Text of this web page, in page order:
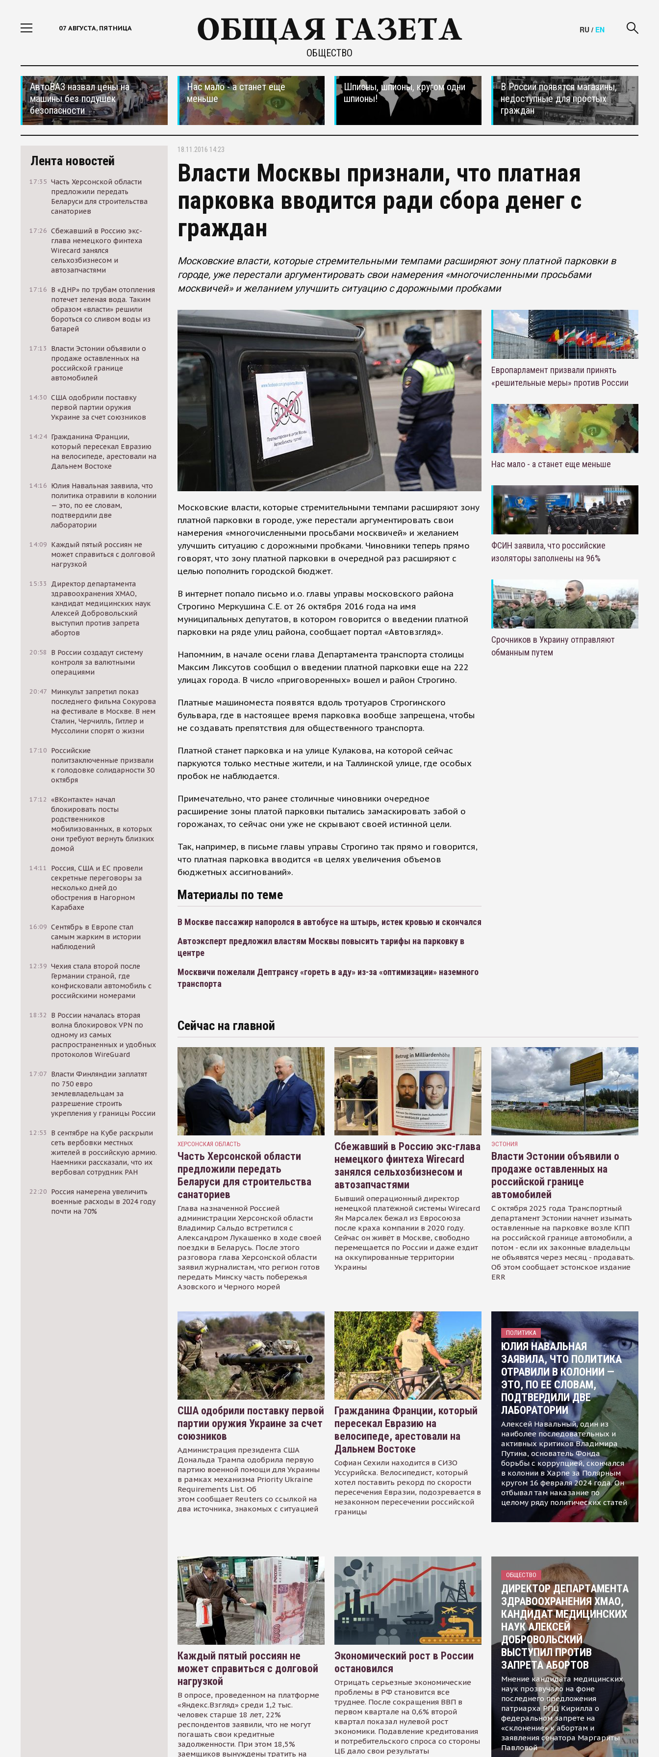
07 АВГУСТА, ПЯТНИЦА
ОБЩЕСТВО
RU / EN
АвтоВАЗ назвал цены на
машины без подушек
безопасности
Нас мало - а станет еще
меньше
Шпионы, шпионы, кругом одни
шпионы!
В России появятся магазины,
недоступные для простых
граждан
Лента новостей
17:35 Часть Херсонской области
предложили передать
Беларуси для строительства
санаториев
17:26 Сбежавший в Россию экс-
глава немецкого финтеха
Wirecard занялся
сельхозбизнесом и
автозапчастями
17:16 В «ДНР» по трубам отопления
потечет зеленая вода. Таким
образом «власти» решили
бороться со сливом воды из
батарей
17:13
Власти Эстонии объявили о
продаже оставленных на
российской границе
автомобилей
14:30 США одобрили поставку
первой партии оружия
Украине за счет союзников
14:24 Гражданина Франции,
который пересекал Евразию
на велосипеде, арестовали на
Дальнем Востоке
14:16 Юлия Навальная заявила, что
политика отравили в колонии
— это, по ее словам,
подтвердили две
лаборатории
14:09 Каждый пятый россиян не
может справиться с долговой
нагрузкой
15:33
Директор департамента
здравоохранения ХМАО,
кандидат медицинских наук
Алексей Добровольский
выступил против запрета
абортов
20:58
В России создадут систему
контроля за валютными
операциями
20:47 Минкульт запретил показ
последнего фильма Сокурова
на фестивале в Москве. В нем
Сталин, Черчилль, Гитлер и
Муссолини спорят о жизни
17:10 Российские
политзаключенные призвали
к голодовке солидарности 30
октября
17:12 «ВКонтакте» начал
блокировать посты
родственников
мобилизованных, в которых
они требуют вернуть близких
домой
14:11
Россия, США и ЕС провели
секретные переговоры за
несколько дней до
обострения в Нагорном
Карабахе
16:09 Сентябрь в Европе стал
самым жарким в истории
наблюдений
12:39 Чехия стала второй после
Германии страной, где
конфисковали автомобиль с
российскими номерами
18:32
В России началась вторая
волна блокировок VPN по
одному из самых
распространенных и удобных
протоколов WireGuard
17:07 Власти Финляндии заплатят
по 750 евро
землевладельцам за
разрешение строить
укрепления у границы России
12:53
В сентябре на Кубе раскрыли
сеть вербовки местных
жителей в российскую армию.
Наемники рассказали, что их
вербовал сотрудник РАН
22:20 Россия намерена увеличить
военные расходы в 2024 году
почти на 70%
18.11.2016 14:23
Власти Москвы признали, что платная
парковка вводится ради сбора денег с
граждан
Московские власти, которые стремительными темпами расширяют зону платной парковки в
городе, уже перестали аргументировать свои намерения «многочисленными просьбами
москвичей» и желанием улучшить ситуацию с дорожными пробками
Московские власти, которые стремительными темпами расширяют зону
платной парковки в городе, уже перестали аргументировать свои
намерения «многочисленными просьбами москвичей» и желанием
улучшить ситуацию с дорожными пробками. Чиновники теперь прямо
говорят, что зону платной парковки в очередной раз расширяют с
целью пополнить городской бюджет.
В интернет попало письмо и.о. главы управы московского района
Строгино Меркушина С.Е. от 26 октября 2016 года на имя
муниципальных депутатов, в котором говорится о введении платной
парковки на ряде улиц района, сообщает портал «Автовзгляд».
Напомним, в начале осени глава Департамента транспорта столицы
Максим Ликсутов сообщил о введении платной парковки еще на 222
улицах города. В число «приговоренных» вошел и район Строгино.
Платные машиноместа появятся вдоль тротуаров Строгинского
бульвара, где в настоящее время парковка вообще запрещена, чтобы
не создавать препятствия для общественного транспорта.
Платной станет парковка и на улице Кулакова, на которой сейчас
паркуются только местные жители, и на Таллинской улице, где особых
пробок не наблюдается.
Примечательно, что ранее столичные чиновники очередное
расширение зоны платой парковки пытались замаскировать забой о
горожанах, то сейчас они уже не скрывают своей истинной цели.
Так, например, в письме главы управы Строгино так прямо и говорится,
что платная парковка вводится «в целях увеличения объемов
бюджетных ассигнований».
Материалы по теме
В Москве пассажир напоролся в автобусе на штырь, истек кровью и скончался
Автоэксперт предложил властям Москвы повысить тарифы на парковку в
центре
Москвичи пожелали Дептрансу «гореть в аду» из-за «оптимизации» наземного
транспорта
Европарламент призвали принять
«решительные меры» против России
Нас мало - а станет еще меньше
ФСИН заявила, что российские
изоляторы заполнены на 96%
Срочников в Украину отправляют
обманным путем
Сейчас на главной
ХЕРСОНСКАЯ ОБЛАСТЬ
Часть Херсонской области
предложили передать
Беларуси для строительства
санаториев
Глава назначенной Россией
администрации Херсонской области
Владимир Сальдо встретился с
Александром Лукашенко в ходе своей
поездки в Беларусь. После этого
разговора глава Херсонской области
заявил журналистам, что регион готов
передать Минску часть побережья
Азовского и Черного морей
Сбежавший в Россию экс-глава
немецкого финтеха Wirecard
занялся сельхозбизнесом и
автозапчастями
Бывший операционный директор
немецкой платёжной системы Wirecard
Ян Марсалек бежал из Евросоюза
после краха компании в 2020 году.
Сейчас он живёт в Москве, свободно
перемещается по России и даже ездит
на оккупированные территории
Украины
ЭСТОНИЯ
Власти Эстонии объявили о
продаже оставленных на
российской границе
автомобилей
С октября 2025 года Транспортный
департамент Эстонии начнет изымать
оставленные на парковке возле КПП
на российской границе автомобили, а
потом - если их законные владельцы
не объявятся через месяц - продавать.
Об этом сообщает эстонское издание
ERR
США одобрили поставку первой
партии оружия Украине за счет
союзников
Администрация президента США
Дональда Трампа одобрила первую
партию военной помощи для Украины
в рамках механизма Priority Ukraine
Requirements List. Об
этом сообщает Reuters со ссылкой на
два источника, знакомых с ситуацией
Гражданина Франции, который
пересекал Евразию на
велосипеде, арестовали на
Дальнем Востоке
Софиан Сехили находится в СИЗО
Уссурийска. Велосипедист, который
хотел поставить рекорд по скорости
пересечения Евразии, подозревается в
незаконном пересечении российской
границы
ПОЛИТИКА
ЮЛИЯ НАВАЛЬНАЯ
ЗАЯВИЛА, ЧТО ПОЛИТИКА
ОТРАВИЛИ В КОЛОНИИ —
ЭТО, ПО ЕЕ СЛОВАМ,
ПОДТВЕРДИЛИ ДВЕ
ЛАБОРАТОРИИ
Алексей Навальный, один из
наиболее последовательных и
активных критиков Владимира
Путина, основатель Фонда
борьбы с коррупцией, скончался
в колонии в Харпе за Полярным
кругом 16 февраля 2024 года. Он
отбывал там наказание по
целому ряду политических статей
Каждый пятый россиян не
может справиться с долговой
нагрузкой
В опросе, проведенном на платформе
«Яндекс.Взгляд» среди 1,2 тыс.
человек старше 18 лет, 22%
респондентов заявили, что не могут
погашать свои кредитные
задолженности. При этом 18,5%
заемщиков вынуждены тратить на
Экономический рост в России
остановился
Отрицать серьезные экономические
проблемы в РФ становится все
труднее. После сокращения ВВП в
первом квартале на 0,6% второй
квартал показал нулевой рост
экономики. Подавление кредитования
и потребительского спроса со стороны
ЦБ дало свои результаты
ОБЩЕСТВО
ДИРЕКТОР ДЕПАРТАМЕНТА
ЗДРАВООХРАНЕНИЯ ХМАО,
КАНДИДАТ МЕДИЦИНСКИХ
НАУК АЛЕКСЕЙ
ДОБРОВОЛЬСКИЙ
ВЫСТУПИЛ ПРОТИВ
ЗАПРЕТА АБОРТОВ
Мнение кандидата медицинских
наук прозвучало на фоне
последнего предложения
патриарха РПЦ Кирилла о
федеральном запрете на
«склонение» к абортам и
заявления сенатора Маргариты
Павловой